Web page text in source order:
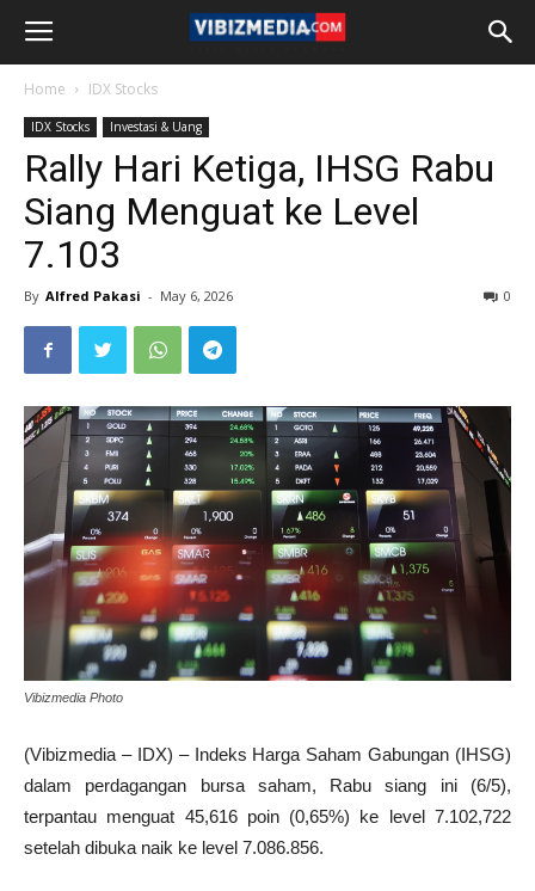
Home IDX Stocks
IDX Stocks Investasi & Uang
Rally Hari Ketiga, IHSG Rabu
Siang Menguat ke Level
7.103
By Alfred Pakasi - May 6, 2026 0
Vibizmedia Photo
(Vibizmedia – IDX) – Indeks Harga Saham Gabungan (IHSG)
dalam perdagangan bursa saham, Rabu siang ini (6/5),
terpantau menguat 45,616 poin (0,65%) ke level 7.102,722
setelah dibuka naik ke level 7.086.856.